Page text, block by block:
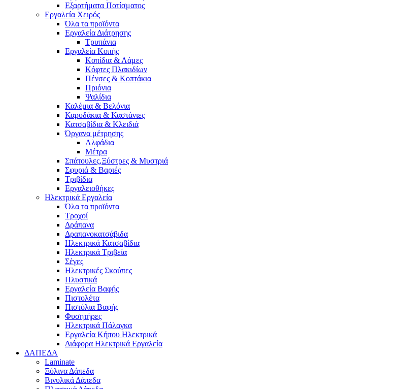
Εξαρτήματα Ποτίσματος
Εργαλεία Χειρός
Όλα τα προϊόντα
Εργαλεία Διάτρησης
Τρυπάνια
Εργαλεία Κοπής
Κοπίδια & Λάμες
Κόφτες Πλακιδίων
Πένσες & Κοπτάκια
Πριόνια
Ψαλίδια
Καλέμια & Βελόνια
Καρυδάκια & Καστάνιες
Κατσαβίδια & Κλειδιά
Όργανα μέτρησης
Αλφάδια
Μέτρα
Σπάτουλες,Ξύστρες & Μυστριά
Σφυριά & Βαριές
Τριβίδια
Εργαλειοθήκες
Ηλεκτρικά Εργαλεία
Όλα τα προϊόντα
Τροχοί
Δράπανα
Δραπανοκατσάβιδα
Ηλεκτρικά Κατσαβίδια
Ηλεκτρικά Τριβεία
Σέγες
Ηλεκτρικές Σκούπες
Πλυστικά
Εργαλεία Βαφής
Πιστολέτα
Πιστόλια Βαφής
Φυσητήρες
Ηλεκτρικά Πάλαγκα
Εργαλεία Κήπου Ηλεκτρικά
Διάφορα Ηλεκτρικά Εργαλεία
ΔΑΠΕΔΑ
Laminate
Ξύλινα Δάπεδα
Βινυλικά Δάπεδα